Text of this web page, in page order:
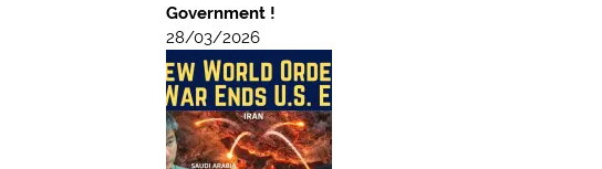
Government !
28/03/2026